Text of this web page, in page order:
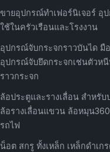
ขายอุปกรณ์ทำเฟอร์นิเจอร์ อุ
ใช้ในครัวเรือนและโรงงาน
อุปกรณ์จับกระจกราวบันได มื
อุปกรณ์จับยึดกระจกเช่นตัวห
ราวกระจก
ล้อประตูและรางเลื่อน สำหรั
ล้อรางเลื่อนแขวน ล้อหมุน
รถไฟ
น็อต สกรู ทั้งเหล็ก เหล็กดำเ